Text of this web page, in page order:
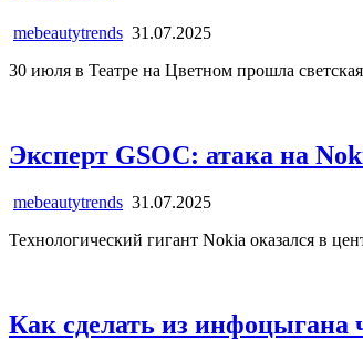
mebeautytrends 31.07.2025
30 июля в Театре на Цветном прошла
Эксперт GSOC: атака на
mebeautytrends 31.07.2025
Технологический гигант Nokia оказался в
Как сделать из